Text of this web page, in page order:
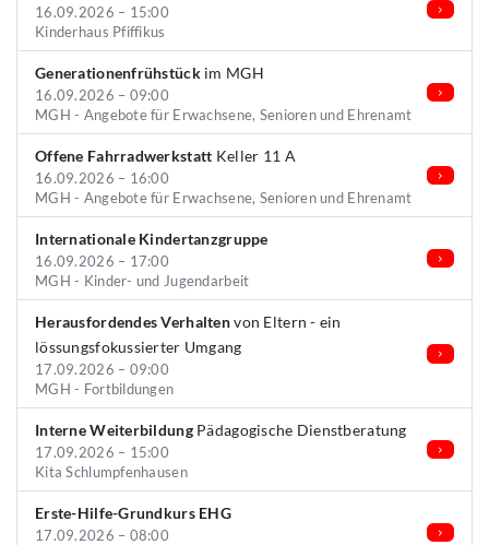
16.09.2026 – 15:00
Kinderhaus Pfiffikus
Generationenfrühstückim MGH
16.09.2026 – 09:00
MGH - Angebote für Erwachsene, Senioren und Ehrenamt
Offene Fahrradwerkstatt Keller 11 A
16.09.2026 – 16:00
MGH - Angebote für Erwachsene, Senioren und Ehrenamt
Internationale Kindertanzgruppe
16.09.2026 – 17:00
MGH - Kinder- und Jugendarbeit
Herausfordendes Verhaltenvon Eltern - ein
lössungsfokussierter Umgang
17.09.2026 – 09:00
MGH - Fortbildungen
Interne WeiterbildungPädagogische Dienstberatung
17.09.2026 – 15:00
Kita Schlumpfenhausen
Erste-Hilfe-Grundkurs EHG
17.09.2026 – 08:00